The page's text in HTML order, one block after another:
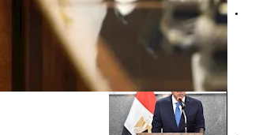
الصحة: ارتفاع الإقبال على الخط الساخن 105 خلال النصف الأول من 2026